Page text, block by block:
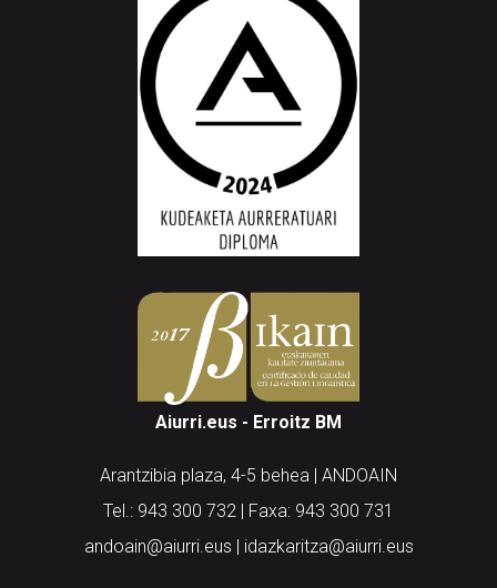
Aiurri.eus - Erroitz BM
Arantzibia plaza, 4-5 behea | ANDOAIN
Tel.: 943 300 732 | Faxa: 943 300 731
andoain@aiurri.eus | idazkaritza@aiurri.eus